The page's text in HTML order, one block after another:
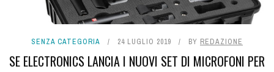
SENZA CATEGORIA 24 LUGLIO 2019 BY REDAZIONE
SE ELECTRONICS LANCIA I NUOVI SET DI MICROFONI PER